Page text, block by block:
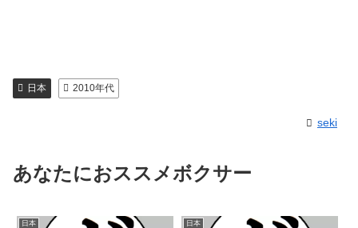
日本 2010年代
seki
あなたにおススメボクサー
日本 日本